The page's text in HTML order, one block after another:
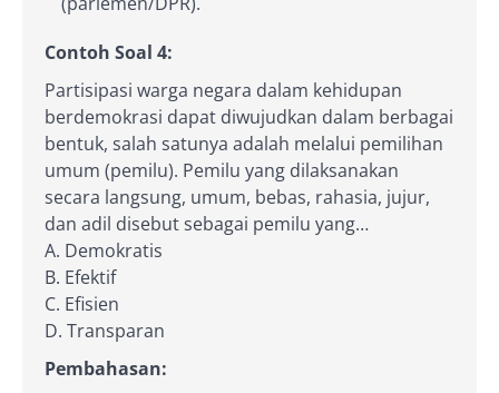
Contoh Soal 4:
Partisipasi warga negara dalam kehidupan
berdemokrasi dapat diwujudkan dalam berbagai
bentuk, salah satunya adalah melalui pemilihan
umum (pemilu). Pemilu yang dilaksanakan
secara langsung, umum, bebas, rahasia, jujur,
dan adil disebut sebagai pemilu yang…
A. Demokratis
B. Efektif
C. Efisien
D. Transparan
Pembahasan: